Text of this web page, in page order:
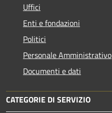
Uffici
Enti e fondazioni
Politici
Personale Amministrativo
Documenti e dati
CATEGORIE DI SERVIZIO